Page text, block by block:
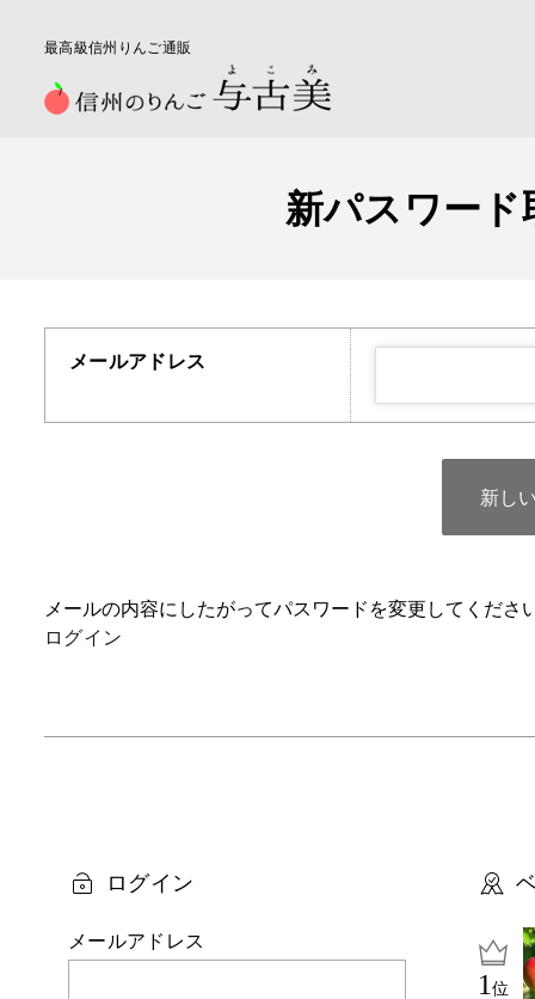
最高級信州りんご通販
新パスワード
メールアドレス
メールの内容にしたがってパスワードを変更してくださ
ログイン
ログイン
メールアドレス
位